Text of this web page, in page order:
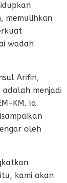
memulihkan
wadah
Arifin,
adalah menjadi
KM. Ia
oleh
kami akan